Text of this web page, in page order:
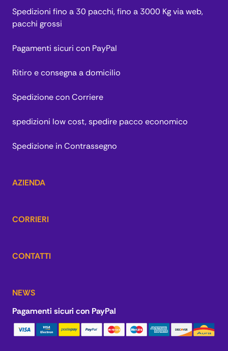
Spedizioni fino a 30 pacchi, fino a 3000 Kg via web,
pacchi grossi
Pagamenti sicuri con PayPal
Ritiro e consegna a domicilio
Spedizione con Corriere
spedizioni low cost, spedire pacco economico
Spedizione in Contrassegno
AZIENDA
CORRIERI
CONTATTI
NEWS
Pagamenti sicuri con PayPal